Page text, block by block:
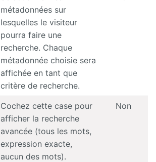
métadonnées sur
lesquelles le visiteur
pourra faire une
recherche. Chaque
métadonnée choisie sera
affichée en tant que
critère de recherche.
Cochez cette case pour
afficher la recherche
avancée (tous les mots,
expression exacte,
aucun des mots).
Non